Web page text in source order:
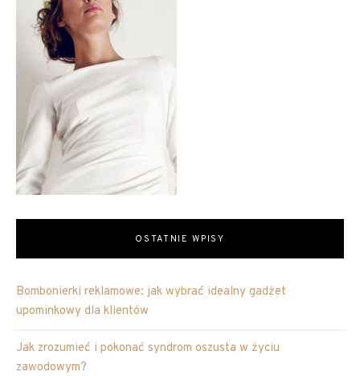
OSTATNIE WPISY
Bombonierki reklamowe: jak wybrać idealny gadżet
upominkowy dla klientów
Jak zrozumieć i pokonać syndrom oszusta w życiu
zawodowym?